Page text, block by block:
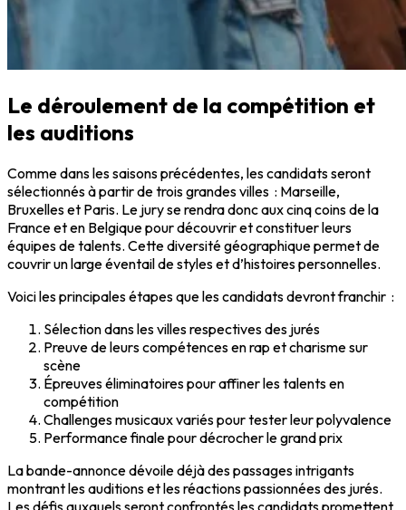
Le déroulement de la compétition et
les auditions
Comme dans les saisons précédentes, les candidats seront
sélectionnés à partir de trois grandes villes : Marseille,
Bruxelles et Paris. Le jury se rendra donc aux cinq coins de la
France et en Belgique pour découvrir et constituer leurs
équipes de talents. Cette diversité géographique permet de
couvrir un large éventail de styles et d’histoires personnelles.
Voici les principales étapes que les candidats devront franchir :
Sélection dans les villes respectives des jurés
Preuve de leurs compétences en rap et charisme sur
scène
Épreuves éliminatoires pour affiner les talents en
compétition
Challenges musicaux variés pour tester leur polyvalence
Performance finale pour décrocher le grand prix
La bande-annonce dévoile déjà des passages intrigants
montrant les auditions et les réactions passionnées des jurés.